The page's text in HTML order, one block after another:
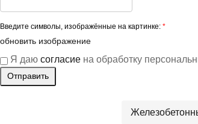
Введите символы, изображённые на картинке: *
обновить изображение
Я даю согласие на обработку